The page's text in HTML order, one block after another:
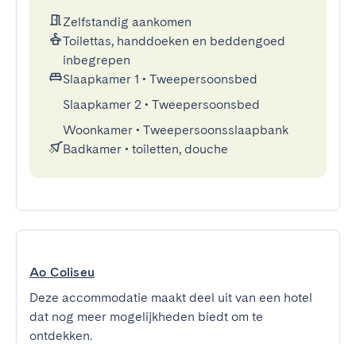
Zelfstandig aankomen
Toilettas, handdoeken en beddengoed
inbegrepen
Slaapkamer 1 • Tweepersoonsbed
Slaapkamer 2 • Tweepersoonsbed
Woonkamer • Tweepersoonsslaapbank
Badkamer • toiletten, douche
Ao Coliseu
Deze accommodatie maakt deel uit van een hotel
dat nog meer mogelijkheden biedt om te
ontdekken.